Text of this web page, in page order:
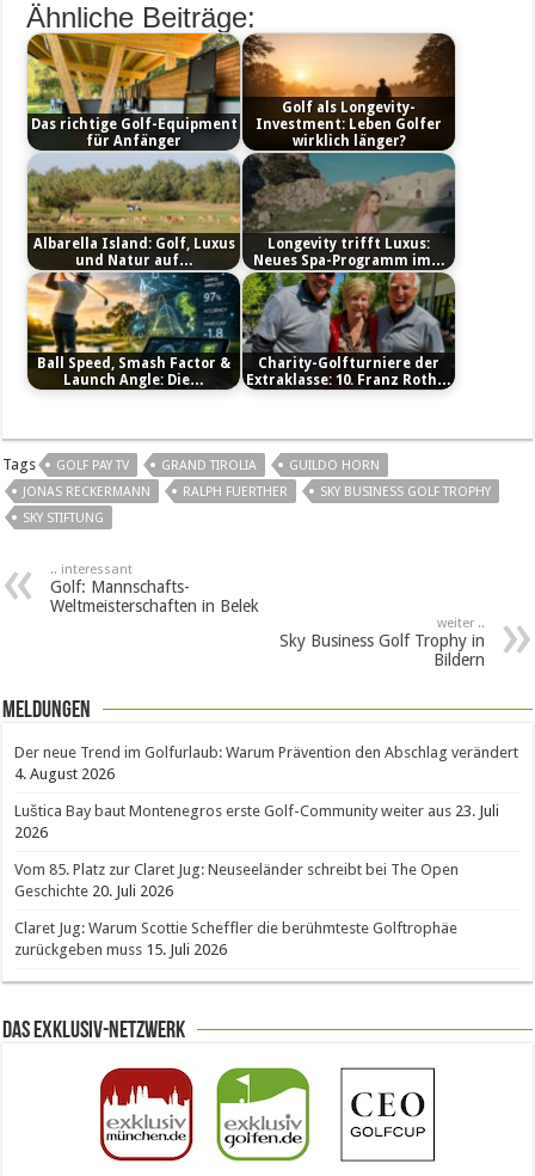
Ähnliche Beiträge:
Das richtige Golf-Equipment
für Anfänger
Golf als Longevity-
Investment: Leben Golfer
wirklich länger?
Albarella Island: Golf, Luxus
und Natur auf…
Longevity trifft Luxus:
Neues Spa-Programm im…
Ball Speed, Smash Factor &
Launch Angle: Die…
Charity-Golfturniere der
Extraklasse: 10. Franz Roth…
Tags GOLF PAY TV GRAND TIROLIA
GUILDO HORN
JONAS RECKERMANN
RALPH FUERTHER
SKY BUSINESS GOLF TROPHY
SKY STIFTUNG
.. interessant
Golf: Mannschafts-
Weltmeisterschaften in Belek
weiter ..
Sky Business Golf Trophy in
Bildern
Meldungen
Der neue Trend im Golfurlaub: Warum Prävention den Abschlag verändert
4. August 2026
Luštica Bay baut Montenegros erste Golf-Community weiter aus 23. Juli
2026
Vom 85. Platz zur Claret Jug: Neuseeländer schreibt bei The Open
Geschichte 20. Juli 2026
Claret Jug: Warum Scottie Scheffler die berühmteste Golftrophäe
zurückgeben muss 15. Juli 2026
Das Exklusiv-Netzwerk